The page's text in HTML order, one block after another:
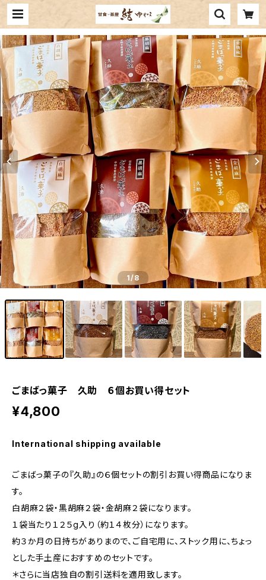
1/8
ごまばっ菓子 久助 ６個お買い得セット
¥4,800
International shipping available
ごまばっ菓子の『久助』の６個セットの割引お買い得商品になりま
す。
白胡麻２袋・黒胡麻２袋・金胡麻２袋になります。
１袋当たり１２５g入り（約１４枚分）になります。
約３か月の日持ちがありまので、ご自宅用に、ストック用に、ちょっ
とした手土産におすすめのセットです。
＊さらに当店独自の割引送料を適用致します。